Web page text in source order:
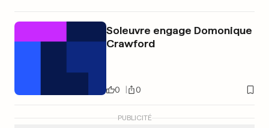
Soleuvre engage Domonique
Crawford
0 0
PUBLICITÉ